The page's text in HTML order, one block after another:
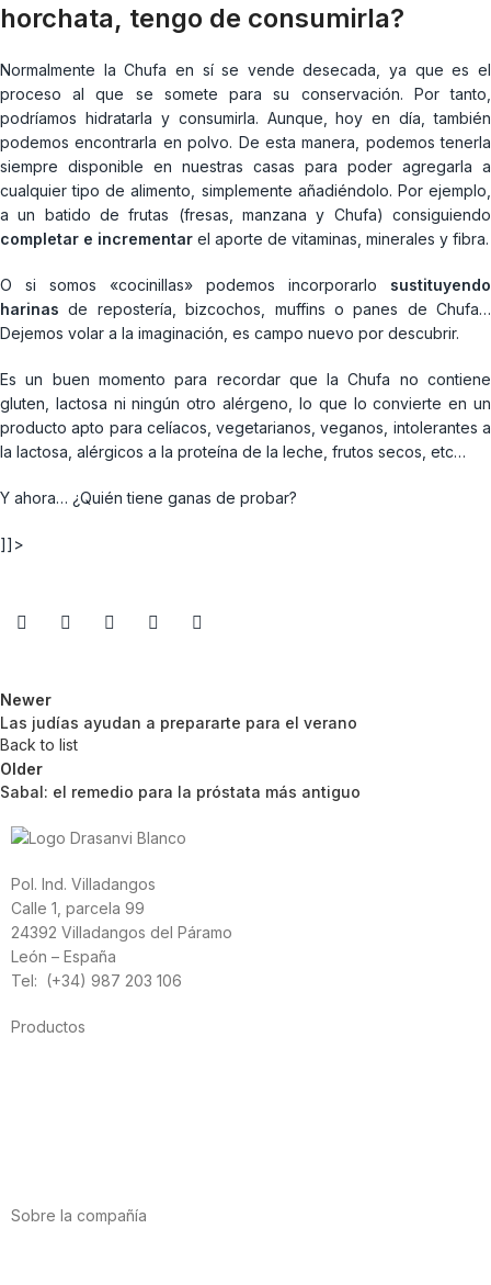
horchata, tengo de consumirla?
Normalmente la Chufa en sí se vende desecada, ya que es el
proceso al que se somete para su conservación. Por tanto,
podríamos hidratarla y consumirla. Aunque, hoy en día, también
podemos encontrarla en polvo. De esta manera, podemos tenerla
siempre disponible en nuestras casas para poder agregarla a
cualquier tipo de alimento, simplemente añadiéndolo. Por ejemplo,
a un batido de frutas (fresas, manzana y Chufa) consiguiendo
completar e incrementar el aporte de vitaminas, minerales y fibra.
O si somos «cocinillas» podemos incorporarlo sustituyendo
harinas de repostería, bizcochos, muffins o panes de Chufa…
Dejemos volar a la imaginación, es campo nuevo por descubrir.
Es un buen momento para recordar que la Chufa no contiene
gluten, lactosa ni ningún otro alérgeno, lo que lo convierte en un
producto apto para celíacos, vegetarianos, veganos, intolerantes a
la lactosa, alérgicos a la proteína de la leche, frutos secos, etc…
Y ahora… ¿Quién tiene ganas de probar?
]]>
Newer
Las judías ayudan a prepararte para el verano
Back to list
Older
Sabal: el remedio para la próstata más antiguo
Pol. Ind. Villadangos
Calle 1, parcela 99
24392 Villadangos del Páramo
León – España
Tel: (+34) 987 203 106
Productos
Sobre la compañía